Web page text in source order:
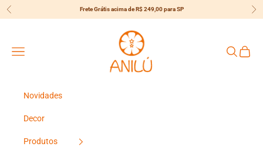
Pular para o conteúdo
Anterior Frete Grátis acima de R$ 249,00 para SP
Anilú
Menu
Pesquisar
Novidades
Decor
Produtos
{{currency}}{{discount}} undefined
View Cart